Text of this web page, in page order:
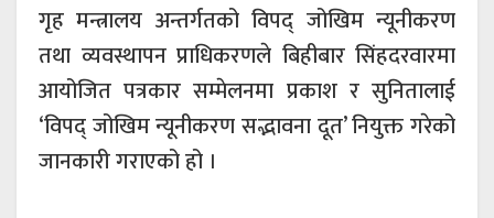
गृह मन्त्रालय अन्तर्गतको विपद् जोखिम न्यूनीकरण
तथा व्यवस्थापन प्राधिकरणले बिहीबार सिंहदरवारमा
आयोजित पत्रकार सम्मेलनमा प्रकाश र सुनितालाई
‘विपद् जोखिम न्यूनीकरण सद्भावना दूत’ नियुक्त गरेको
जानकारी गराएको हो ।